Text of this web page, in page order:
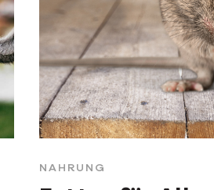
NAHRUNG